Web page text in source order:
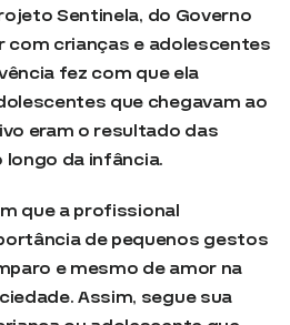
Sentinela, do Governo
com crianças e adolescentes
fez com que ela
que chegavam ao
eram o resultado das
da infância.
que a profissional
de pequenos gestos
e mesmo de amor na
Assim, segue sua